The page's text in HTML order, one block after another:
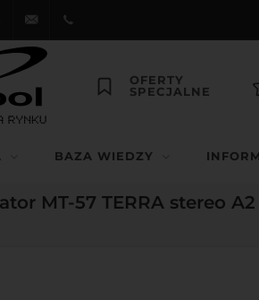
dipol@dipol.com.pl
OFERTY
SPECJALNE
BAZA WIEDZY
MT-57 TERRA stereo A2